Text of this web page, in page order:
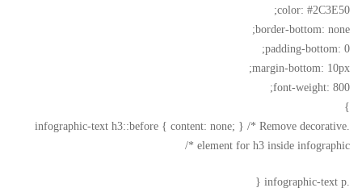
color: #2C3E50;
border-bottom: none;
padding-bottom: 0;
margin-bottom: 10px;
font-weight: 800;
}
.infographic-text h3::before { content: none; } /* Remove decorative
element for h3 inside infographic */
.infographic-text p {